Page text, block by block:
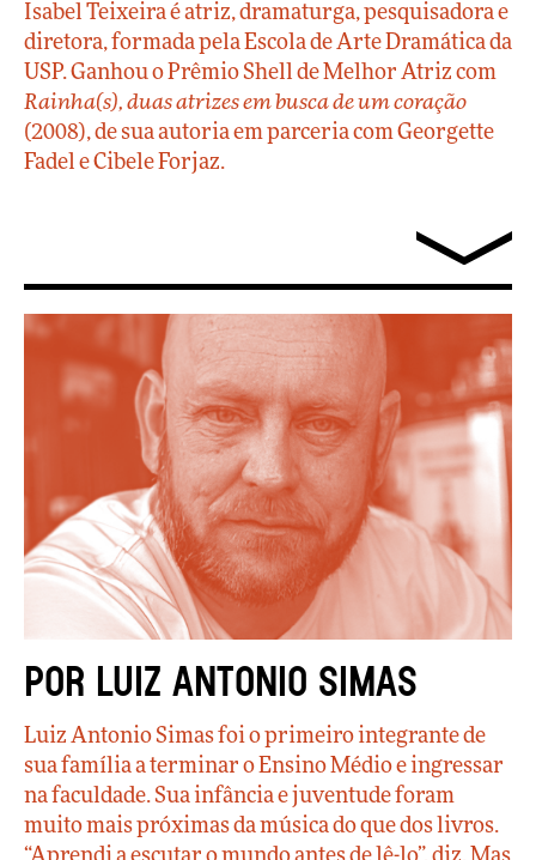
Isabel Teixeira é atriz, dramaturga, pesquisadora e
diretora, formada pela Escola de Arte Dramática da
USP. Ganhou o Prêmio Shell de Melhor Atriz com
Rainha(s), duas atrizes em busca de um coração
(2008), de sua autoria em parceria com Georgette
Fadel e Cibele Forjaz.
Por Luiz Antonio Simas
Luiz Antonio Simas foi o primeiro integrante de
sua família a terminar o Ensino Médio e ingressar
na faculdade. Sua infância e juventude foram
muito mais próximas da música do que dos livros.